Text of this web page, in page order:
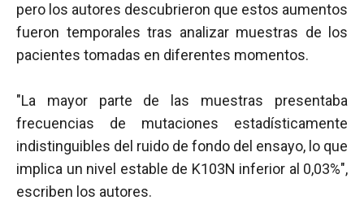
pero los autores descubrieron que estos aumentos
fueron temporales tras analizar muestras de los
pacientes tomadas en diferentes momentos.
"La mayor parte de las muestras presentaba
frecuencias de mutaciones estadísticamente
indistinguibles del ruido de fondo del ensayo, lo que
implica un nivel estable de K103N inferior al 0,03%",
escriben los autores.